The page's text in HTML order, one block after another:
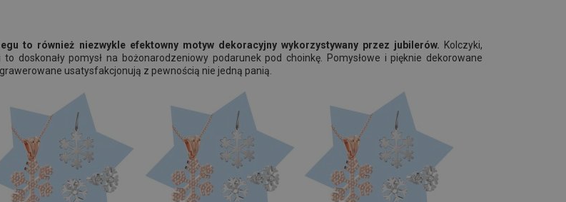
to również niezwykle efektowny motyw dekoracyjny wykorzystywany przez jubilerów. Kolczyki,
doskonały pomysł na bożonarodzeniowy podarunek pod choinkę. Pomysłowe i pięknie dekorowane
usatysfakcjonują z pewnością nie jedną panią.